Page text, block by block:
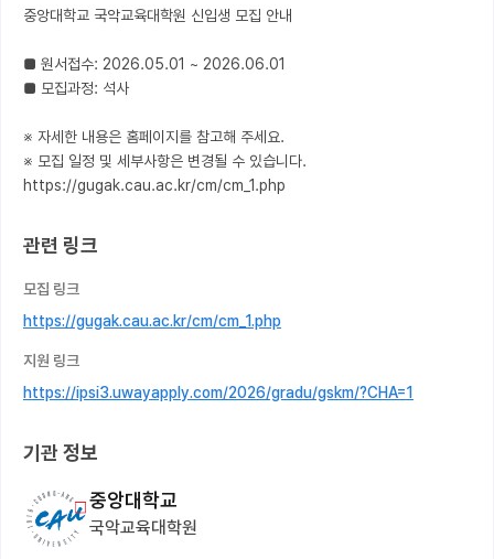
이벤트
반도체 아카데미
중앙대학교 국악교육대학원 신입생 모집 안내
■ 원서접수: 2026.05.01 ~ 2026.06.01
■ 모집과정: 석사
※ 자세한 내용은 홈페이지를 참고해 주세요.
※ 모집 일정 및 세부사항은 변경될 수 있습니다.
https://gugak.cau.ac.kr/cm/cm_1.php
관련 링크
모집 링크
https://gugak.cau.ac.kr/cm/cm_1.php
지원 링크
https://ipsi3.uwayapply.com/2026/gradu/gskm/?CHA=1
기관 정보
중앙대학교
국악교육대학원